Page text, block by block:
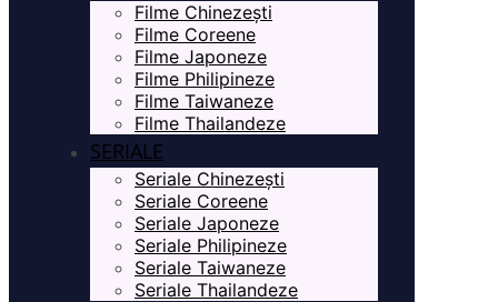
Filme Chinezești
Filme Coreene
Filme Japoneze
Filme Philipineze
Filme Taiwaneze
Filme Thailandeze
SERIALE
Seriale Chinezești
Seriale Coreene
Seriale Japoneze
Seriale Philipineze
Seriale Taiwaneze
Seriale Thailandeze